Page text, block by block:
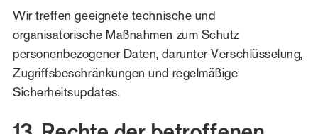
Wir treffen geeignete technische und
organisatorische Maßnahmen zum Schutz
personenbezogener Daten, darunter Verschlüsselung,
Zugriffsbeschränkungen und regelmäßige
Sicherheitsupdates.